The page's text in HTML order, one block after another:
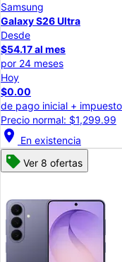
Samsung
Galaxy S26 Ultra
Desde
$54.17 al mes
por 24 meses
Hoy
$0.00
de pago inicial +
Precio normal: $1,299.99
location_on En existencia
Ver 8 ofertas